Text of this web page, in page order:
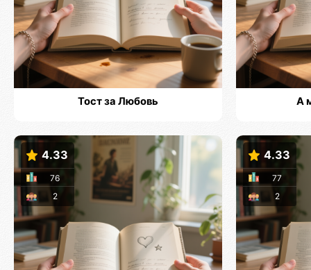
Тост за Любовь А
4.33
2
76
4.33
2
77